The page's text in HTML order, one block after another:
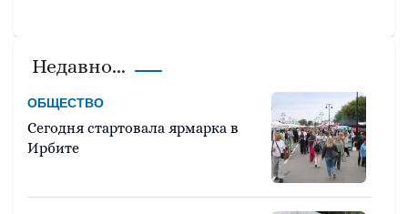
Недавно...
ОБЩЕСТВО
Сегодня стартовала ярмарка в
Ирбите